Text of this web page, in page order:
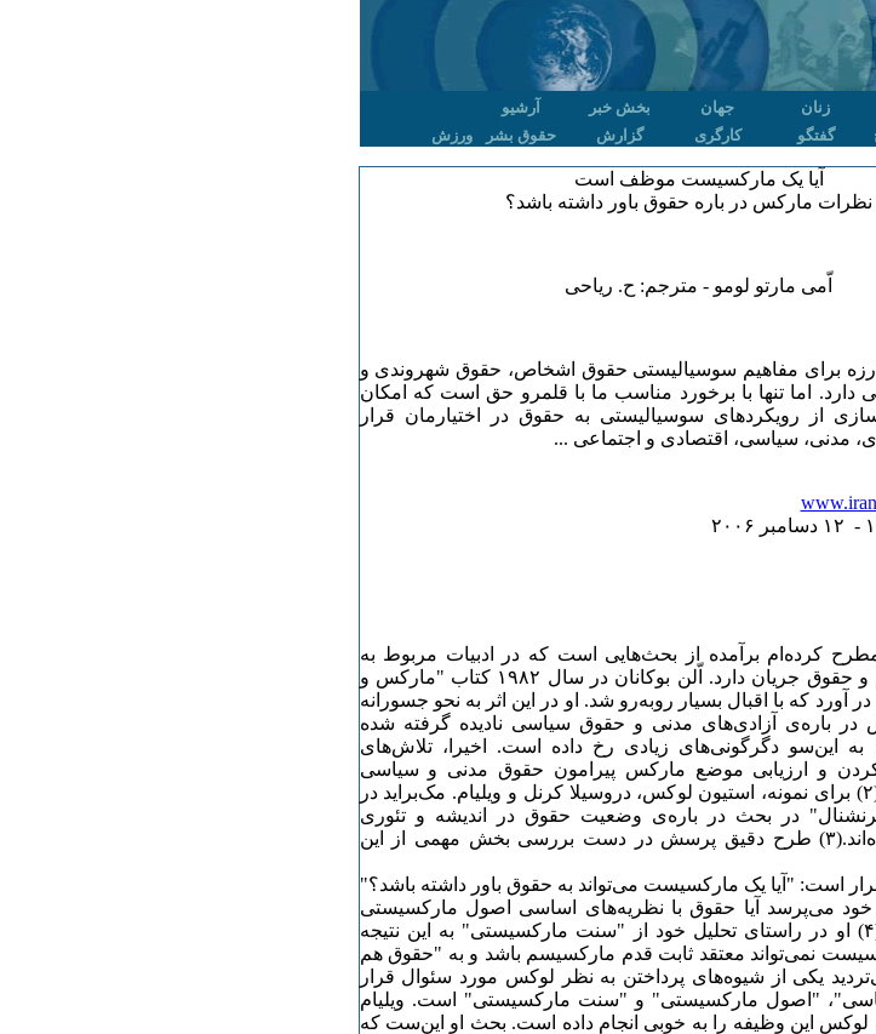
زنان جهان بخش خبر
آرشیو
گفتگو کارگری گزارش حقوق بشر ورزش
آیا یک مارکسیست موظف است
نظرات مارکس در باره حقوق باور داشته باشد؟
اّمی مارتو لومو - مترجم: ح. ریاحی
برای مفاهیم سوسیالیستی حقوق اشخاص، حقوق شهروندی و
دارد. اما تنها با برخورد مناسب ما با قلمرو حق است که امکان
از رویکردهای سوسیالیستی به حقوق در اختیارمان قرار
مدنی، سیاسی، اقتصادی و اجتماعی ...
کرده‌ام برآمده از بحث‌هایی است که در ادبیات مربوط به
مارکس، مارکسیسم و حقوق جریان دارد. اّلن بوکانان در سال ۱۹٨۲ کتاب "مارکس و
آورد که با اقبال بسیار روبه‌رو شد. او در این اثر به نحو جسورانه
باره‌ی آزادی‌های مدنی و حقوق سیاسی نادیده گرفته شده
است". (۱) از ۱۹٨۴ به این‌سو دگرگونی‌های زیادی رخ داده است. اخیرا، تلاش‌های
و ارزیابی موضع مارکس پیرامون حقوق مدنی و سیاسی
صورت گرفته است.(۲) برای نمونه، استیون لوکس، دروسیلا کرنل و ویلیام. مک‌براید در
در بحث در باره‌ی وضعیت حقوق در اندیشه و تئوری
مارکس شرکت کرده‌اند.(٣) طرح دقیق پرسش در دست بررسی بخش مهمی از این
است: "آیا یک مارکسیست می‌تواند به حقوق باور داشته باشد؟"
خود می‌پرسد آیا حقوق با نظریه‌های اساسی اصول مارکسیستی
خوانایی دارد یا نه؟ (۴) او در راستای تحلیل خود از "سنت مارکسیستی" به این نتیجه
نمی‌تواند معتقد ثابت قدم مارکسیسم باشد و به "حقوق هم
یکی از شیوه‌های پرداختن به نظر لوکس مورد سئوال قرار
"اصول مارکسیستی" و "سنت مارکسیستی" است. ویلیام
لوکس این وظیفه را به خوبی انجام داده است. بحث او این‌ست که